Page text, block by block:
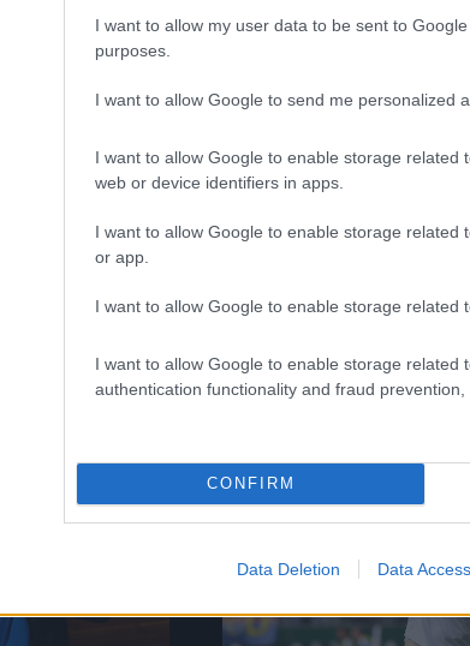
I want to allow my user data to be sent to
purposes.
I want to allow Google to send me personalized
I want to allow Google to enable storage related
web or device identifiers in apps.
I want to allow Google to enable storage related
or app.
I want to allow Google to enable storage related
I want to allow Google to enable storage related
authentication functionality and fraud prevention,
CONFIRM
Data Deletion Data Access
vasasfc.hu
Hírek